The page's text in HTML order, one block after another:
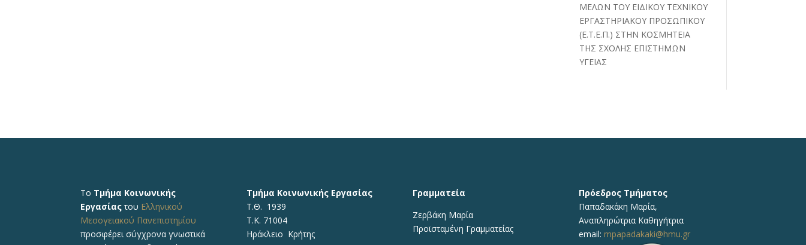
ΜΕΛΩΝ ΤΟΥ ΕΙΔΙΚΟΥ ΤΕΧΝΙΚΟΥ
ΕΡΓΑΣΤΗΡΙΑΚΟΥ ΠΡΟΣΩΠΙΚΟΥ
(Ε.Τ.Ε.Π.) ΣΤΗΝ ΚΟΣΜΗΤΕΙΑ
ΤΗΣ ΣΧΟΛΗΣ ΕΠΙΣΤΗΜΩΝ
ΥΓΕΙΑΣ
Το Τμήμα Κοινωνικής
Εργασίαςτου Ελληνικού
Μεσογειακού Πανεπιστημίου
προσφέρει σύγχρονα γνωστικά
Τμήμα Κοινωνικής Εργασίας
Τ.Θ. 1939
Τ.Κ. 71004
Ηράκλειο Κρήτης
Γραμματεία
Ζερβάκη Μαρία
Προϊσταμένη Γραμματείας
Πρόεδρος Τμήματος
Παπαδακάκη Μαρία,
Αναπληρώτρια Καθηγήτρια
email: mpapadakaki@hmu.gr